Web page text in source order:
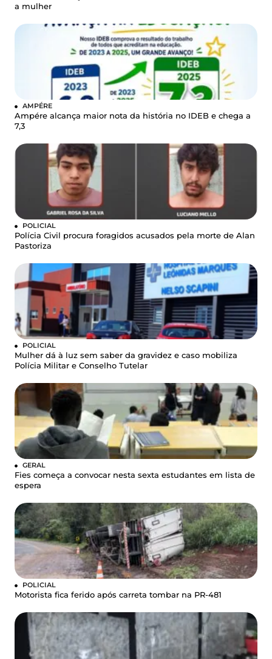
a mulher
AMPÉRE
Ampére alcança maior nota da história no IDEB e chega a
7,3
POLICIAL
Polícia Civil procura foragidos acusados pela morte de Alan
Pastoriza
POLICIAL
Mulher dá à luz sem saber da gravidez e caso mobiliza
Polícia Militar e Conselho Tutelar
GERAL
Fies começa a convocar nesta sexta estudantes em lista de
espera
POLICIAL
Motorista fica ferido após carreta tombar na PR-481